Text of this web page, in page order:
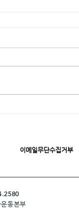
이메일무단수집거부
동본부